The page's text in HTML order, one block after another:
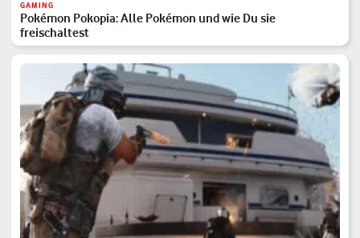
GAMING
Pokémon Pokopia: Alle Pokémon und wie Du sie
freischaltest